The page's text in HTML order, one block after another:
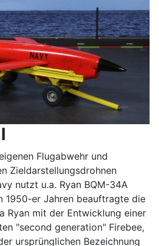
Flugabwehr und
Zieldarstellungsdrohnen
nutzt u.a. Ryan BQM-34A
1950-er Jahren beauftragte die
Ryan mit der Entwicklung einer
"second generation" Firebee,
ursprünglichen Bezeichnung